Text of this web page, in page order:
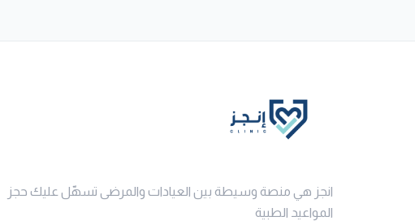
انجز هي منصة وسيطة بين العيادات والمرضى تسهّل عليك حجز
المواعيد الطبية